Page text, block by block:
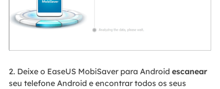
2. Deixe o EaseUS MobiSaver para Android escanear
seu telefone Android e encontrar todos os seus